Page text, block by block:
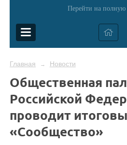
Перейти на полную
Главная → Новости
Общественная
Российской
проводит
«Сообщество»